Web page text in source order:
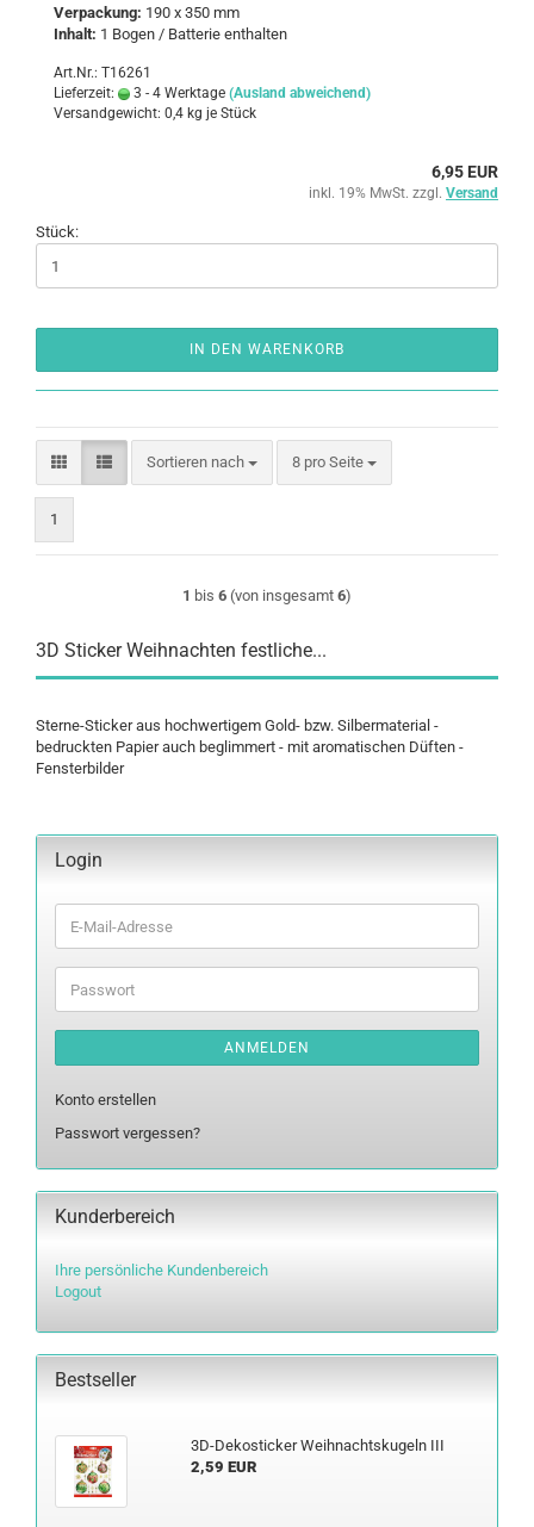
Ver­pa­ckung: 190 x 350 mm
In­halt: 1 Bogen / Bat­te­rie ent­hal­ten
Art.Nr.: T16261
Lieferzeit:
3 - 4 Werktage (Ausland abweichend)
Versandgewicht: 0,4 kg je Stück
6,95 EUR
inkl. 19% MwSt. zzgl. Versand
Stück:
IN DEN WARENKORB
Sortieren nach
Sortieren nach 8 pro Seite
pro Seite
1
1 bis 6 (von insgesamt 6)
3D Sticker Weihnachten festliche...
Sterne-Sticker aus hochwertigem Gold- bzw. Silbermaterial -
bedruckten Papier auch beglimmert - mit aromatischen Düften -
Fensterbilder
Login
E-
Mail-
Adresse
Passwort
ANMELDEN
Konto erstellen
Passwort vergessen?
Kunderbereich
Ihre persönliche Kundenbereich
Logout
Bestseller
3D-​Dekosticker Weih­nachts­ku­geln III
2,59 EUR